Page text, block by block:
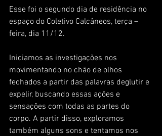
Esse foi o segundo dia de residência no
espaço do Coletivo Calcâneos, terça –
feira, dia 11/12.
Iniciamos as investigações nos
movimentando no chão de olhos
fechados a partir das palavras deglutir e
expelir, buscando essas ações e
sensações com todas as partes do
corpo. A partir disso, exploramos
também alguns sons e tentamos nos